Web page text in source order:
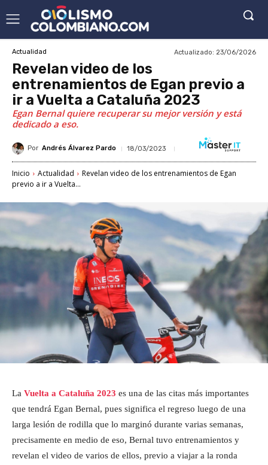
Actualidad Actualizado: 23/06/2026
Revelan video de los
entrenamientos de Egan previo a
ir a Vuelta a Cataluña 2023
Egan Bernal quiere recuperar su mejor versión y está
dedicado a eso.
Por Andrés Álvarez Pardo 18/03/2023
Inicio Actualidad
Revelan video de los entrenamientos de Egan
previo a ir a Vuelta...
La Vuelta a Cataluña 2023 es una de las citas más importantes
que tendrá Egan Bernal, pues significa el regreso luego de una
larga lesión de rodilla que lo marginó durante varias semanas,
precisamente en medio de eso, Bernal tuvo entrenamientos y
revelan el video de varios de ellos, previo a viajar a la ronda